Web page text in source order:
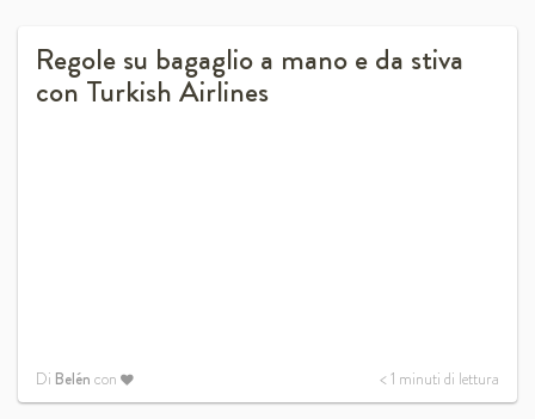
Regole su bagaglio a mano e da stiva
con Turkish Airlines
Di Belén con < 1 minuti di lettura